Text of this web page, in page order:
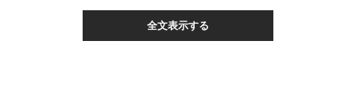
全文表示する